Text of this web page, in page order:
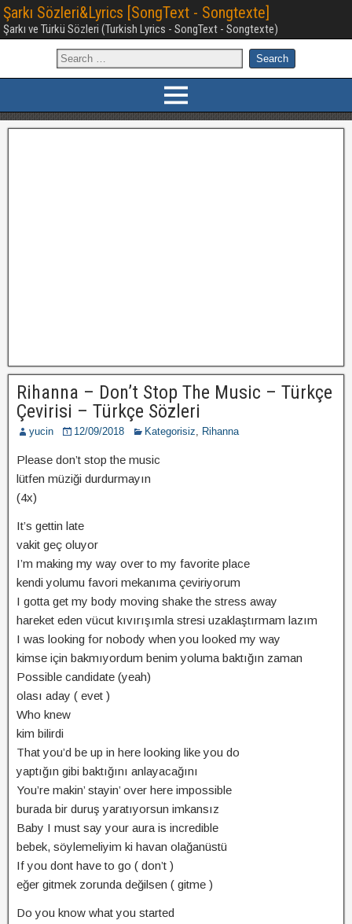
Şarkı Sözleri&Lyrics [SongText - Songtexte]
Şarkı ve Türkü Sözleri (Turkish Lyrics - SongText - Songtexte)
Rihanna – Don’t Stop The Music – Türkçe
Çevirisi – Türkçe Sözleri
yucin 12/09/2018 Kategorisiz, Rihanna
Please don’t stop the music
lütfen müziği durdurmayın
(4x)
It’s gettin late
vakit geç oluyor
I’m making my way over to my favorite place
kendi yolumu favori mekanıma çeviriyorum
I gotta get my body moving shake the stress away
hareket eden vücut kıvırışımla stresi uzaklaştırmam lazım
I was looking for nobody when you looked my way
kimse için bakmıyordum benim yoluma baktığın zaman
Possible candidate (yeah)
olası aday ( evet )
Who knew
kim bilirdi
That you’d be up in here looking like you do
yaptığın gibi baktığını anlayacağını
You’re makin’ stayin’ over here impossible
burada bir duruş yaratıyorsun imkansız
Baby I must say your aura is incredible
bebek, söylemeliyim ki havan olağanüstü
If you dont have to go ( don’t )
eğer gitmek zorunda değilsen ( gitme )
Do you know what you started